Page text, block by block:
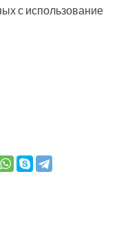
с использование